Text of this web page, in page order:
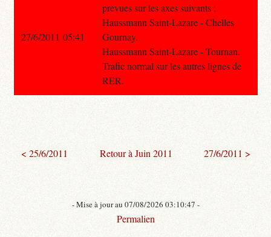
prevues sur les axes suivants :
Haussmann Saint-Lazare - Chelles
Gournay.
Haussmann Saint-Lazare - Tournan.
Trafic normal sur les autres lignes de
RER.
27/6/2011 05:41
< 25/6/2011 Retour à Juin 2011 27/6/2011 >
- Mise à jour au 07/08/2026 03:10:47 -
Permalien